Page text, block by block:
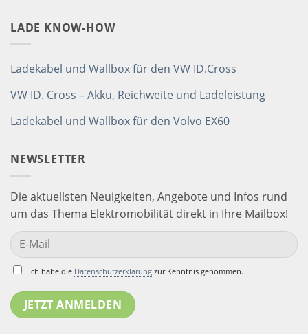
LADE KNOW-HOW
Ladekabel und Wallbox für den VW ID.Cross
VW ID. Cross – Akku, Reichweite und Ladeleistung
Ladekabel und Wallbox für den Volvo EX60
NEWSLETTER
Die aktuellsten Neuigkeiten, Angebote und Infos rund
um das Thema Elektromobilität direkt in Ihre Mailbox!
Ich habe die Datenschutzerklärungzur Kenntnis genommen.